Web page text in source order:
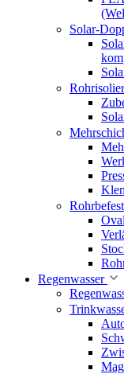
Solar-
Regenwasser